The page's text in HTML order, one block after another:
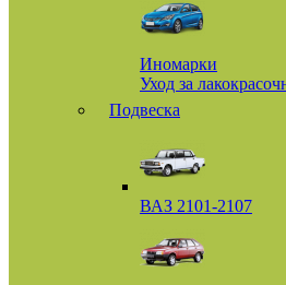
Иномарки
Уход за
Подвеска
ВАЗ 2101-2107